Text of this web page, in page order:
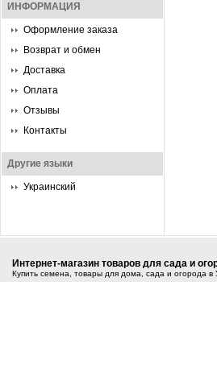
ИНФОРМАЦИЯ
Оформление заказа
Возврат и обмен
Доставка
Оплата
Отзывы
Контакты
Другие языки
Украинский
Интернет-магазин товаров для сада и
Купить семена, товары для дома, сада и огорода